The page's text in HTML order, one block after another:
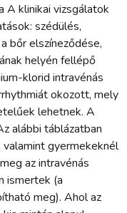
A klinikai vizsgálatok
szédülés,
bőr elszíneződése,
helyén fellépő
klorid intravénás
okozott, mely
lehetnek. A
alábbi táblázatban
gyermekeknél
az intravénás
ismertek (a
meg). Ahol az